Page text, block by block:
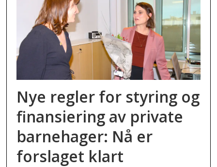
Nye regler for styring og
finansiering av private
barnehager: Nå er
forslaget klart